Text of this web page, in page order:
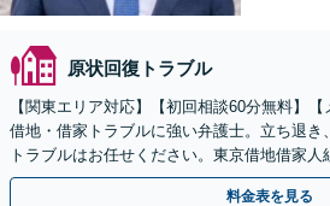
原状回復トラブル
【関東エリア対応】【初回相談60分無料】【
借地・借家トラブルに強い弁護士。立ち退き
トラブルはお任せください。東京借地借家
して10年以上の実績あり【出張相談対応】
料金表を見る